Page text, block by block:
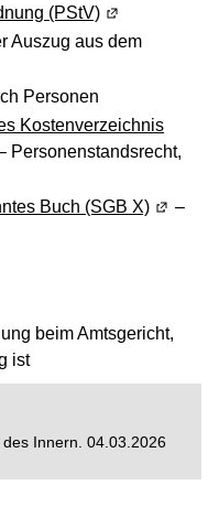
(PStV) (Wird in
Auszug aus dem
Personen
Kostenverzeichnis
Fenster geöffnet)
Personenstandsrecht,
Buch (SGB X) (Wird
–
beim Amtsgericht,
ist
Innern. 04.03.2026